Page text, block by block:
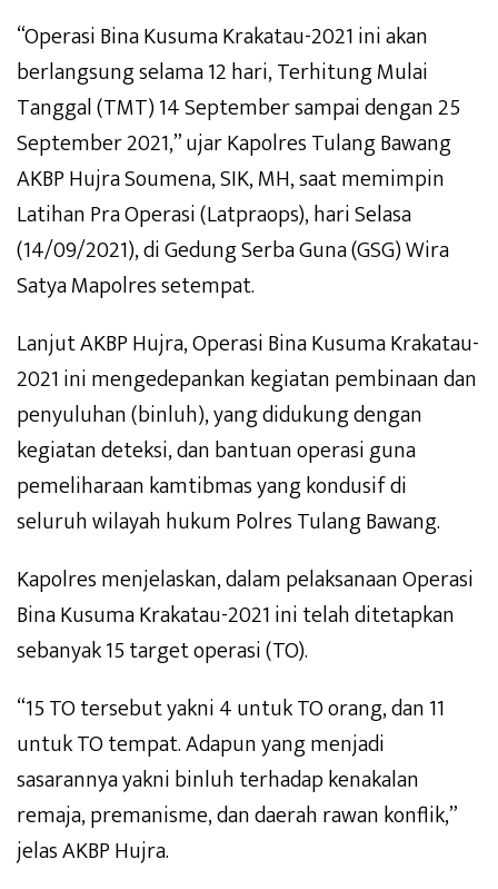
“Operasi Bina Kusuma Krakatau-2021 ini akan
berlangsung selama 12 hari, Terhitung Mulai
Tanggal (TMT) 14 September sampai dengan 25
September 2021,” ujar Kapolres Tulang Bawang
AKBP Hujra Soumena, SIK, MH, saat memimpin
Latihan Pra Operasi (Latpraops), hari Selasa
(14/09/2021), di Gedung Serba Guna (GSG) Wira
Satya Mapolres setempat.
Lanjut AKBP Hujra, Operasi Bina Kusuma Krakatau-
2021 ini mengedepankan kegiatan pembinaan dan
penyuluhan (binluh), yang didukung dengan
kegiatan deteksi, dan bantuan operasi guna
pemeliharaan kamtibmas yang kondusif di
seluruh wilayah hukum Polres Tulang Bawang.
Kapolres menjelaskan, dalam pelaksanaan Operasi
Bina Kusuma Krakatau-2021 ini telah ditetapkan
sebanyak 15 target operasi (TO).
“15 TO tersebut yakni 4 untuk TO orang, dan 11
untuk TO tempat. Adapun yang menjadi
sasarannya yakni binluh terhadap kenakalan
remaja, premanisme, dan daerah rawan konflik,”
jelas AKBP Hujra.